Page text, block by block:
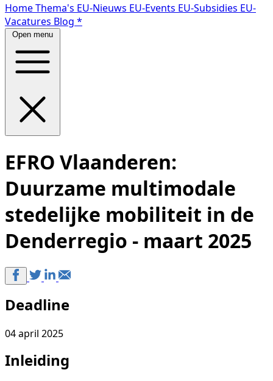
HomeThema's EU-Nieuws EU-Events EU-Subsidies EU-
Vacatures Blog *
Open menu
EFRO Vlaanderen:
Duurzame multimodale
stedelijke mobiliteit in de
Denderregio - maart 2025
Deadline
04 april 2025
Inleiding